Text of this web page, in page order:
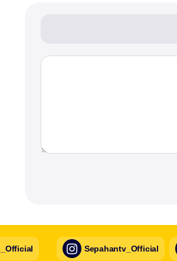
Sepahantv_Official